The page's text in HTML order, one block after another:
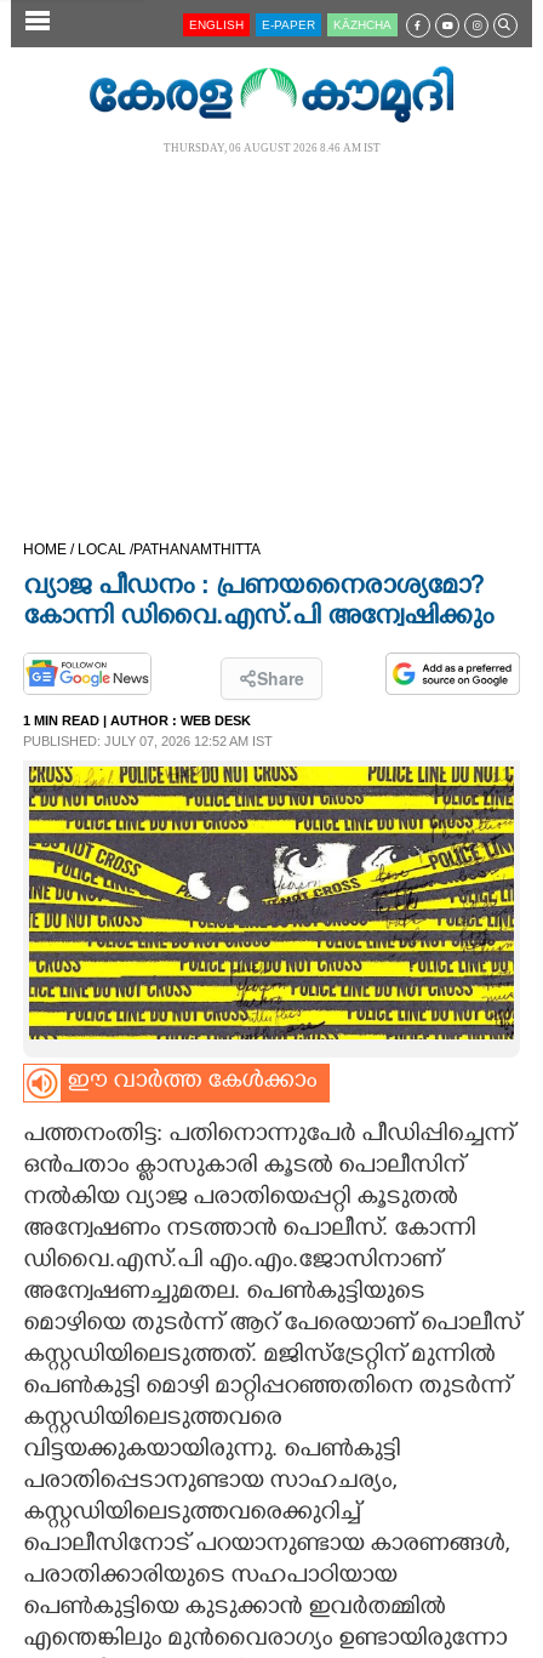
SECTIONS
LIFESTYLE
SPIRITUAL
INFO+
ART
CARTOONS
LITERATURE
ZOOM
CONTACT US
ENGLISH E-PAPER KĀZHCHA
THURSDAY, 06 AUGUST 2026 8.46 AM IST
HOME / LOCAL /PATHANAMTHITTA
വ്യാജ പീഡനം : പ്രണയനൈരാശ്യമോ?
കോന്നി ഡിവൈ.എസ്.പി അന്വേഷിക്കും
Share
1 MIN READ | AUTHOR : WEB DESK
PUBLISHED: JULY 07, 2026 12:52 AM IST
ഈ വാർത്ത കേൾക്കാം
പത്തനംതിട്ട: പതിനൊന്നുപേർ പീഡിപ്പിച്ചെന്ന്
ഒൻപതാം ക്ളാസുകാരി കൂടൽ പൊലീസിന്
നൽകിയ വ്യാജ പരാതിയെപ്പറ്റി കൂടുതൽ
അന്വേഷണം നടത്താൻ പൊലീസ്. കോന്നി
ഡിവൈ.എസ്.പി എം.എം.ജോസിനാണ്
അന്വേഷണച്ചുമതല. പെൺകുട്ടിയുടെ
മൊഴിയെ തുടർന്ന് ആറ് പേരെയാണ് പൊലീസ്
കസ്റ്റഡിയിലെടുത്തത്. മജിസ്ട്രേറ്റിന് മുന്നിൽ
പെൺകുട്ടി മൊഴി മാറ്റിപ്പറഞ്ഞതിനെ തുടർന്ന്
കസ്റ്റഡിയിലെടുത്തവരെ
വിട്ടയക്കുകയായിരുന്നു. പെൺകുട്ടി
പരാതിപ്പെടാനുണ്ടായ സാഹചര്യം,
കസ്റ്റഡിയിലെടുത്തവരെക്കുറിച്ച്
പാെലീസിനോട് പറയാനുണ്ടായ കാരണങ്ങൾ,
പരാതിക്കാരിയുടെ സഹപാഠിയായ
പെൺകുട്ടിയെ കുടുക്കാൻ ഇവർതമ്മിൽ
എന്തെങ്കിലും മുൻവൈരാഗ്യം ഉണ്ടായിരുന്നോ